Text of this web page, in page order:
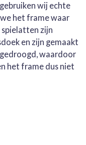
wij echte
het frame waar
spielatten zijn
en zijn gemaakt
waardoor
het frame dus niet